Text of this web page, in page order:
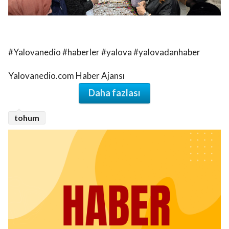
#Yalovanedio #haberler #yalova #yalovadanhaber
Yalovanedio.com Haber Ajansı
Daha fazlası
tohum